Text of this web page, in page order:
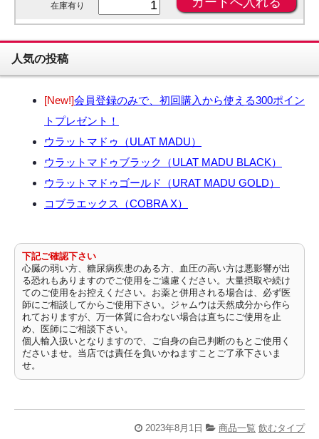
在庫有り
人気の投稿
[New!]会員登録のみで、初回購入から使える300ポイン
トプレゼント！
ウラットマドゥ（ULAT MADU）
ウラットマドゥブラック（ULAT MADU BLACK）
ウラットマドゥゴールド（URAT MADU GOLD）
コブラエックス（COBRA X）
下記ご確認下さい
心臓の弱い方、糖尿病疾患のある方、血圧の高い方は悪影響が出
る恐れもありますのでご使用をご遠慮ください。大量摂取や続け
てのご使用をお控えください。お薬と併用される場合は、必ず医
師にご相談してからご使用下さい。ジャムウは天然成分から作ら
れておりますが、万一体質に合わない場合は直ちにご使用を止
め、医師にご相談下さい。
個人輸入扱いとなりますので、ご自身の自己判断のもとご使用く
ださいませ。当店では責任を負いかねますことご了承下さいま
せ。
2023年8月1日 商品一覧 飲むタイプ